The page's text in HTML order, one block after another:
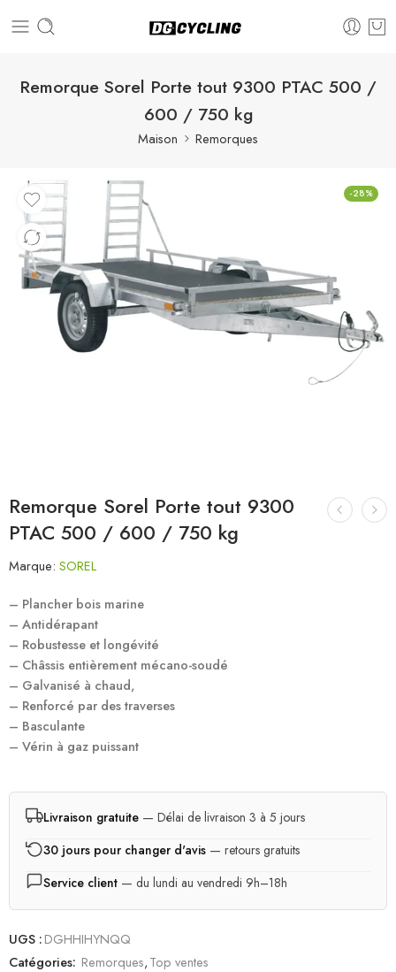
Remorque Sorel Porte tout 9300 PTAC 500 /
600 / 750 kg
Maison Remorques
-28%
Remorque Sorel Porte tout 9300
PTAC 500 / 600 / 750 kg
Marque: SOREL
– Plancher bois marine
– Antidérapant
– Robustesse et longévité
– Châssis entièrement mécano-soudé
– Galvanisé à chaud,
– Renforcé par des traverses
– Basculante
– Vérin à gaz puissant
Livraison gratuite — Délai de livraison 3 à 5 jours
30 jours pour changer d'avis — retours gratuits
Service client — du lundi au vendredi 9h–18h
UGS :DGHHIHYNQQ
Catégories: Remorques,Top ventes